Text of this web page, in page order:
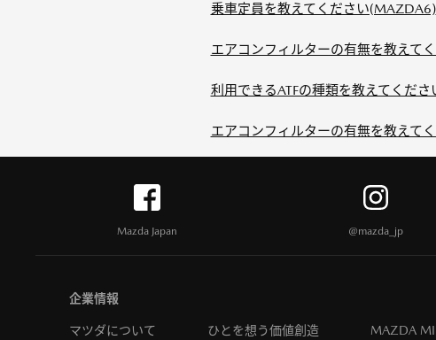
乗車定員を教えてください(MAZDA6)
エアコンフィルターの有無を教えて
利用できるATFの種類を教えてくだ
エアコンフィルターの有無を教えてく
Mazda Japan @mazda_jp
企業情報
マツダについて ひとを想う価値創造 MAZDA